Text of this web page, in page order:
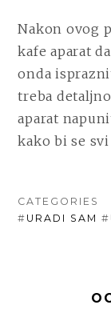
Nakon ovog
kafe aparat
onda
treba
aparat
kako bi se
CATEGORIES
# URADI SAM #